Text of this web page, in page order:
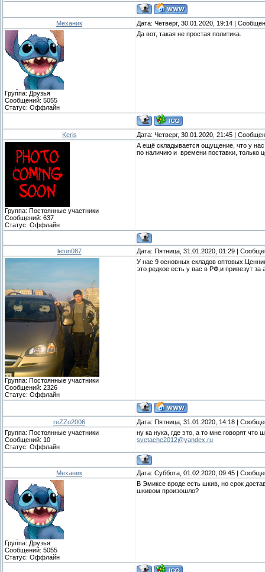
Механик Дата: Четверг, 30.01.2020, 19:14 |
Группа: Друзья
Сообщений: 5055
Статус: Оффлайн
Да вот, такая не простая политика.
Keris Дата: Четверг, 30.01.2020, 21:45 |
Группа: Постоянные участники
Сообщений: 637
Статус: Оффлайн
А ещё складывается ощущение, что у
по наличию и времени поставки, только
letun087 Дата: Пятница, 31.01.2020, 01:29 |
Группа: Постоянные участники
Сообщений: 2326
Статус: Оффлайн
У нас 9 основных складов
это редкое есть у вас в РФ,и привезут за
reZZo2006
Дата: Пятница, 31.01.2020, 14:18 |
Группа: Постоянные участники
Сообщений: 10
Статус: Оффлайн
ну ка нука, где это, а то мне говорят
svetache2012@yandex.ru
Механик Дата: Суббота, 01.02.2020, 09:45 |
Группа: Друзья
Сообщений: 5055
Статус: Оффлайн
В Эмиксе вроде есть шкив, но срок
шкивом произошло?